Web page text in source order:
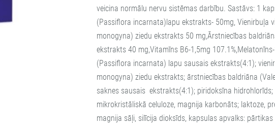
veicina normālu nervu sistēmas darbību. Sastāvs: 1
(Passiflora incarnata)lapu ekstrakts- 50mg, Vienirbuļa
monogyna) ziedu ekstrakts 50 mg,Ārstniecības
ekstrakts 40 mg,Vitamīns B6-1,5mg
(Passiflora incarnata) lapu sausais ekstrakts(4:1);
monogyna) ziedu ekstrakts; ārstniecības baldriāna
saknes sausais ekstrakts(4:1); piridoksīna
mikrokristāliskā celuloze, magnija karbonāts; laktoze,
magnija sāļi, silīcija dioksīds, kapsulas apvalks: